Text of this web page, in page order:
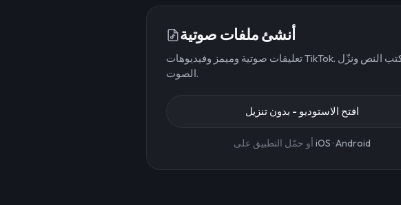
أنشئ ملفات صوتية
تعليقات صوتية وميمز وفيديوهات TikTok. اكتب النص ونزّل
الصوت.
افتح الاستوديو - بدون تنزيل
أو حمّل التطبيق على iOS ·Android